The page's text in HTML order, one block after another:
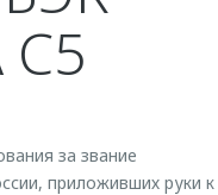
за звание
приложивших руки к